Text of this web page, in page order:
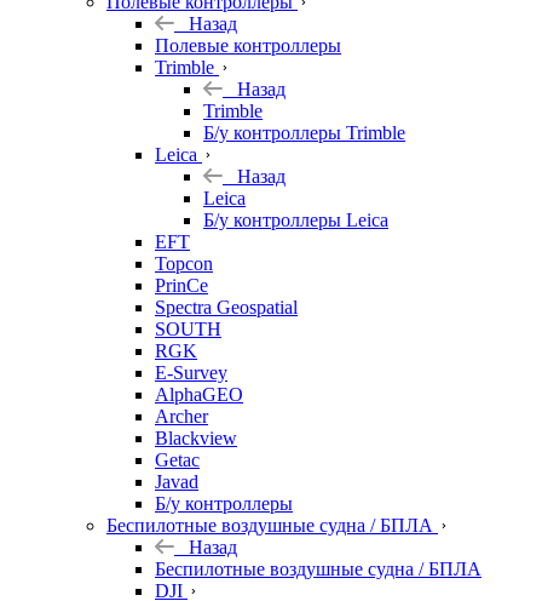
Назад
Полевые контроллеры
Trimble
Назад
Trimble
Б/у контроллеры Trimble
Leica
Назад
Leica
Б/у контроллеры Leica
EFT
Topcon
PrinCe
Spectra Geospatial
SOUTH
RGK
E-Survey
AlphaGEO
Archer
Blackview
Getac
Javad
Б/у контроллеры
Беспилотные воздушные судна / БПЛА
Назад
Беспилотные воздушные судна / БПЛА
DJI